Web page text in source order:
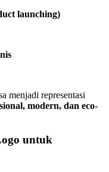
launching)
menjadi representasi
modern, dan eco-
untuk